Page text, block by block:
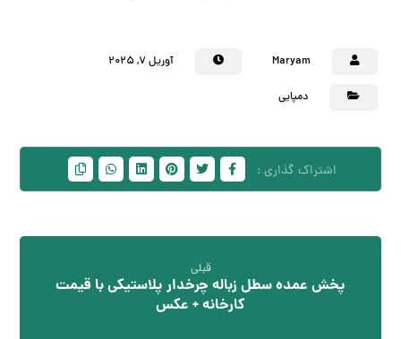
Maryam آوریل ۷, ۲۰۲۵
دمپایی
قبلی
پخش عمده سطل زباله چرخدار پلاستیکی با قیمت
کارخانه + عکس